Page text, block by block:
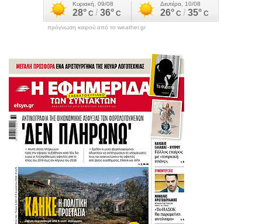
πρόγνωση καιρού από το weather.gr